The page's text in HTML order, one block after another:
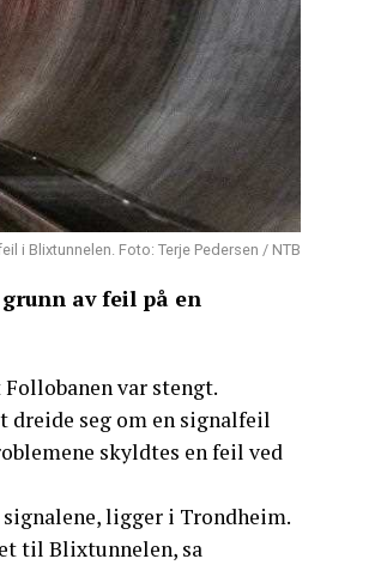
i Blixtunnelen. Foto: Terje Pedersen / NTB
av feil på en
var stengt.
dreide seg om en signalfeil
skyldtes en feil ved
ligger i Trondheim.
til Blixtunnelen, sa